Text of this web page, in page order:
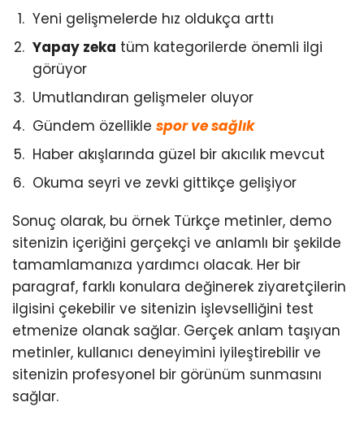
Yeni gelişmelerde hız oldukça arttı
Yapay zeka tüm kategorilerde önemli ilgi
görüyor
Umutlandıran gelişmeler oluyor
Gündem özellikle spor ve sağlık
Haber akışlarında güzel bir akıcılık mevcut
Okuma seyri ve zevki gittikçe gelişiyor
Sonuç olarak, bu örnek Türkçe metinler, demo
sitenizin içeriğini gerçekçi ve anlamlı bir şekilde
tamamlamanıza yardımcı olacak. Her bir
paragraf, farklı konulara değinerek ziyaretçilerin
ilgisini çekebilir ve sitenizin işlevselliğini test
etmenize olanak sağlar. Gerçek anlam taşıyan
metinler, kullanıcı deneyimini iyileştirebilir ve
sitenizin profesyonel bir görünüm sunmasını
sağlar.